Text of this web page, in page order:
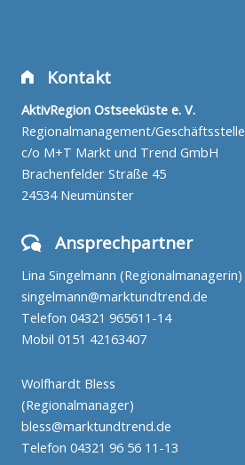
Kontakt
AktivRegion Ostseeküste e. V.
Regionalmanagement/Geschäftsstelle
c/o M+T Markt und Trend GmbH
Brachenfelder Straße 45
24534 Neumünster
Ansprechpartner
Lina Singelmann (Regionalmanagerin)
singelmann@marktundtrend.de
Telefon 04321 965611-14
Mobil 0151 42163407
Wolfhardt Bless
(Regionalmanager)
bless@marktundtrend.de
Telefon 04321 96 56 11-13